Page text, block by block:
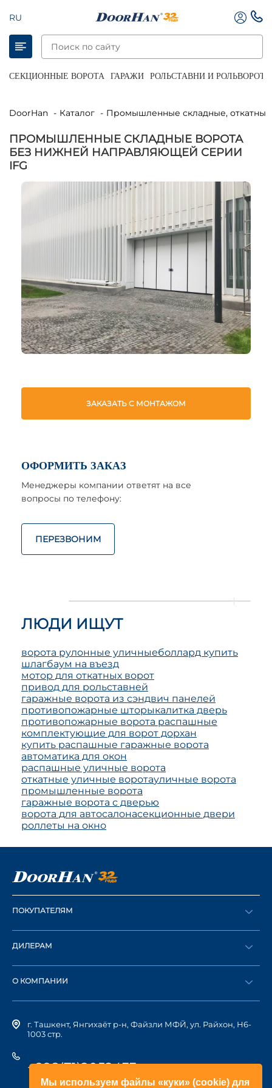
Мы используем файлы «куки» (cookie) для
RU
СЕКЦИОННЫЕ ВОРОТА ГАРАЖИ РОЛЬСТАВНИ И РОЛЬВОРОТА
DoorHan Каталог Промышленные складные,
ПРОМЫШЛЕННЫЕ СКЛАДНЫЕ ВОРОТА
БЕЗ НИЖНЕЙ НАПРАВЛЯЮЩЕЙ СЕРИИ
IFG
ЗАКАЗАТЬ С МОНТАЖОМ
ОФОРМИТЬ ЗАКАЗ
Менеджеры компании ответят на все
вопросы по телефону:
ПЕРЕЗВОНИМ
ЛЮДИ ИЩУТ
ворота рулонные уличныеболлард купить
шлагбаум на въезд
мотор для откатных ворот
привод для рольставней
гаражные ворота из сэндвич панелей
противопожарные шторыкалитка дверь
противопожарные ворота распашные
комплектующие для ворот дорхан
купить распашные гаражные ворота
автоматика для окон
распашные уличные ворота
откатные уличные воротауличные ворота
промышленные ворота
гаражные ворота с дверью
ворота для автосалонасекционные двери
роллеты на окно
ПОКУПАТЕЛЯМ
Оформить заказ
Каталог
ДИЛЕРАМ
Стать дилером
Вход в ЛК
О КОМПАНИИ
История компании
г. Ташкент, Янгихаёт р-н, Файзли МФЙ, ул. Райхон, Н6-
1003 стр.
+998(71)2052433